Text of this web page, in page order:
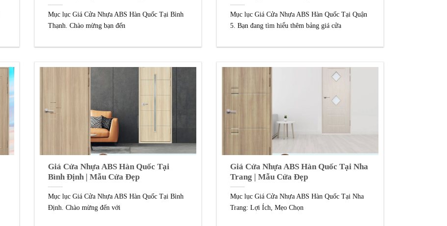
Mục lục Giá Cửa Nhựa ABS Hàn Quốc Tại Bình
Thạnh. Chào mừng bạn đến
Mục lục Giá Cửa Nhựa ABS Hàn Quốc Tại Quận
5. Bạn đang tìm hiểu thêm bảng giá cửa
Giá Cửa Nhựa ABS Hàn Quốc Tại
Bình Định | Mẫu Cửa Đẹp
Mục lục Giá Cửa Nhựa ABS Hàn Quốc Tại Bình
Định. Chào mừng đến với
Giá Cửa Nhựa ABS Hàn Quốc Tại Nha
Trang | Mẫu Cửa Đẹp
Mục lục Giá Cửa Nhựa ABS Hàn Quốc Tại Nha
Trang: Lợi Ích, Mẹo Chọn